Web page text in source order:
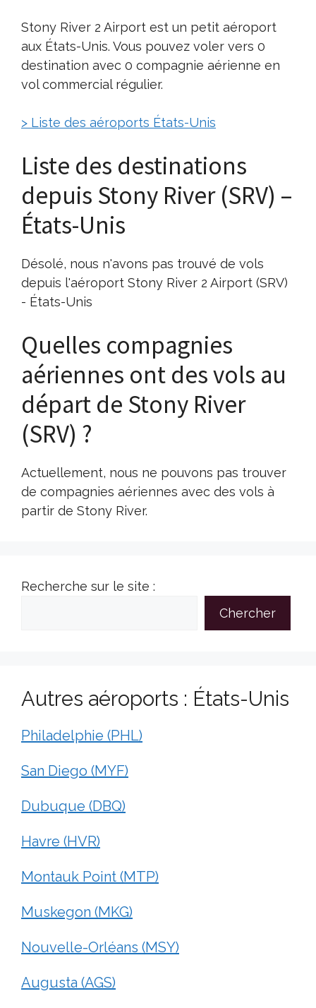
Stony River 2 Airport est un petit aéroport
aux États-Unis. Vous pouvez voler vers 0
destination avec 0 compagnie aérienne en
vol commercial régulier.
> Liste des aéroports États-Unis
Liste des destinations
depuis Stony River (SRV) –
États-Unis
Désolé, nous n'avons pas trouvé de vols
depuis l'aéroport Stony River 2 Airport (SRV)
- États-Unis
Quelles compagnies
aériennes ont des vols au
départ de Stony River
(SRV) ?
Actuellement, nous ne pouvons pas trouver
de compagnies aériennes avec des vols à
partir de Stony River.
Recherche sur le site :
Chercher
Autres aéroports : États-Unis
Philadelphie (PHL)
San Diego (MYF)
Dubuque (DBQ)
Havre (HVR)
Montauk Point (MTP)
Muskegon (MKG)
Nouvelle-Orléans (MSY)
Augusta (AGS)